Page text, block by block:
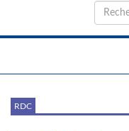
de
RDC